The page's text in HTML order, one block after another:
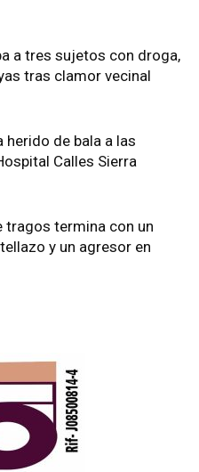
a tres sujetos con droga,
tras clamor vecinal
herido de bala a las
Calles Sierra
tragos termina con un
y un agresor en